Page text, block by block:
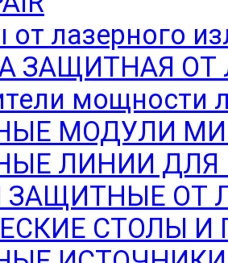
лазерного
ЗАЩИТНАЯ ОТ
мощности
МОДУЛИ
ЛИНИИ
ОТ
СТОЛЫ И